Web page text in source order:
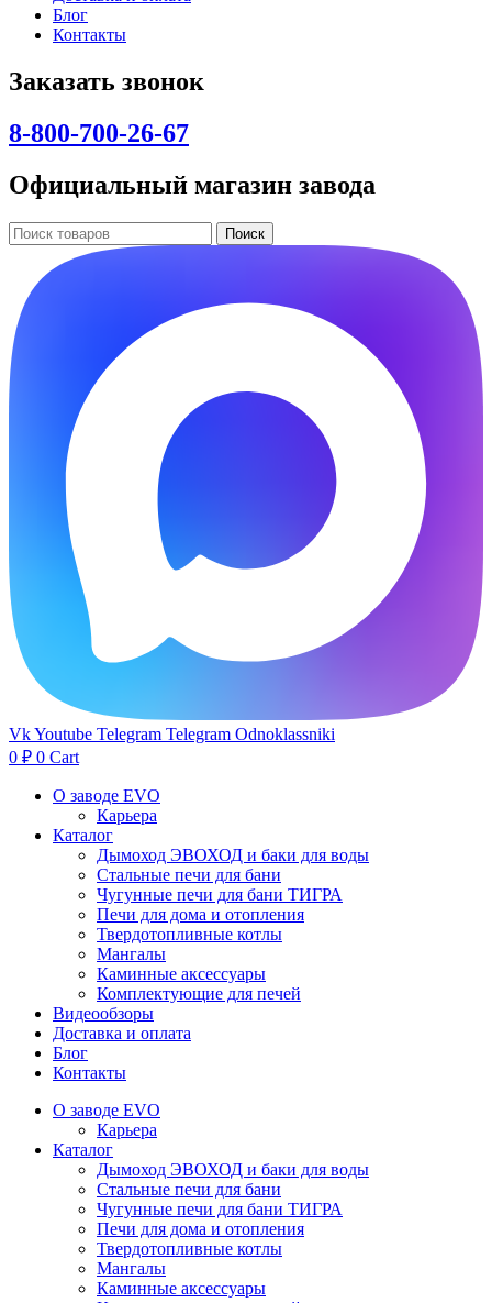
Блог
Контакты
Заказать звонок
8-800-700-26-67
Официальный магазин завода
Поиск
VkYoutube Telegram Telegram Odnoklassniki
0 ₽ 0 Cart
О заводе EVO
Карьера
Каталог
Дымоход ЭВОХОД и баки для воды
Стальные печи для бани
Чугунные печи для бани ТИГРА
Печи для дома и отопления
Твердотопливные котлы
Мангалы
Каминные аксессуары
Комплектующие для печей
Видеообзоры
Доставка и оплата
Блог
Контакты
О заводе EVO
Карьера
Каталог
Дымоход ЭВОХОД и баки для воды
Стальные печи для бани
Чугунные печи для бани ТИГРА
Печи для дома и отопления
Твердотопливные котлы
Мангалы
Каминные аксессуары